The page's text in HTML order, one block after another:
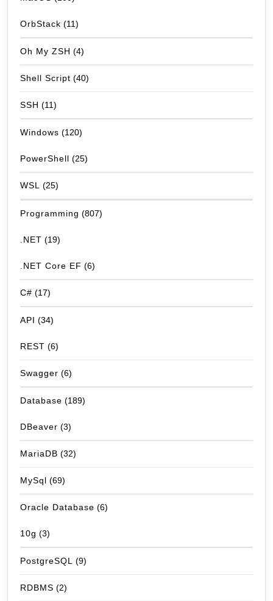
OrbStack (11)
Oh My ZSH (4)
Shell Script (40)
SSH (11)
Windows (120)
PowerShell (25)
WSL (25)
Programming (807)
.NET (19)
.NET Core EF (6)
C# (17)
API (34)
REST (6)
Swagger (6)
Database (189)
DBeaver (3)
MariaDB (32)
MySql (69)
Oracle Database (6)
10g (3)
PostgreSQL (9)
RDBMS (2)